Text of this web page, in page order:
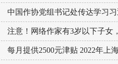
中国作协党组书记处传达学习
注意！网络作家有3岁以下子女
每月提供2500元津贴 2022年上